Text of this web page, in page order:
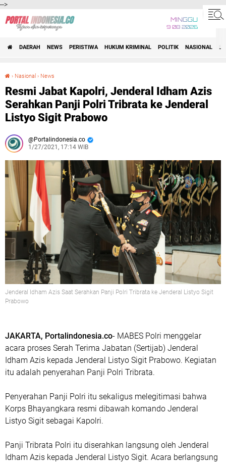
-->
MINGGU
9 08 2026
DAERAH NEWS PERISTIWA HUKUM KRIMINAL POLITIK NASIONAL
› Nasional › News
Resmi Jabat Kapolri, Jenderal Idham Azis
Serahkan Panji Polri Tribrata ke Jenderal
Listyo Sigit Prabowo
Portalindonesia.co
1/27/2021, 17:14 WIB
Jenderal Idham Azis Saat Serahkan Panji Polri Tribrata ke Jenderal Listyo Sigit
Prabowo
JAKARTA, Portalindonesia.co- MABES Polri menggelar
acara proses Serah Terima Jabatan (Sertijab) Jenderal
Idham Azis kepada Jenderal Listyo Sigit Prabowo. Kegiatan
itu adalah penyerahan Panji Polri Tribrata.
Penyerahan Panji Polri itu sekaligus melegitimasi bahwa
Korps Bhayangkara resmi dibawah komando Jenderal
Listyo Sigit sebagai Kapolri.
Panji Tribrata Polri itu diserahkan langsung oleh Jenderal
Idham Azis kepada Jenderal Listyo Sigit. Acara berlangsung